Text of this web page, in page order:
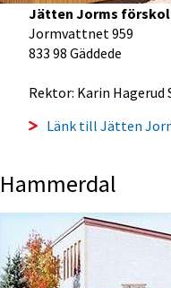
Jätten Jorms
Jormvattnet 959
833 98 Gäddede
Rektor: Karin Hagerud
Länk till Jätten
Hammerdal